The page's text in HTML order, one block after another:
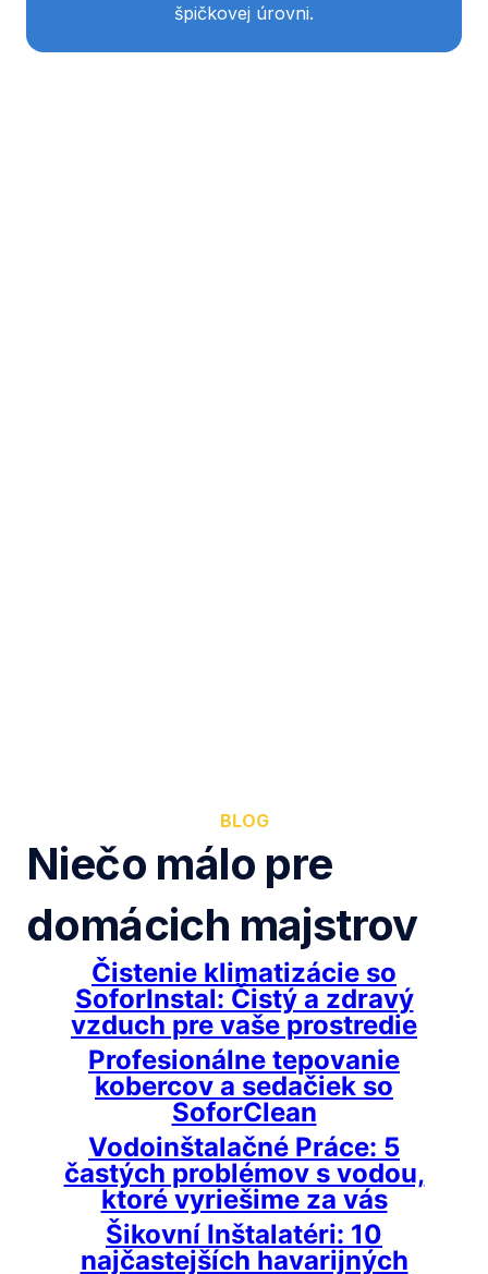
špičkovej úrovni.
BLOG
Niečo málo pre
domácich majstrov
Čistenie klimatizácie so
SoforInstal: Čistý a zdravý
vzduch pre vaše prostredie
Profesionálne tepovanie
kobercov a sedačiek so
SoforClean
Vodoinštalačné Práce: 5
častých problémov s vodou,
ktoré vyriešime za vás
Šikovní Inštalatéri: 10
najčastejších havarijných